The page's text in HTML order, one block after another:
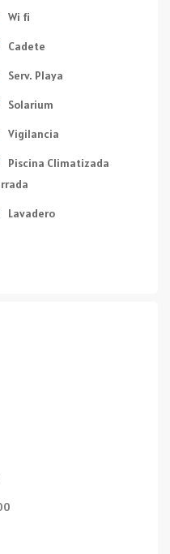
Wi fi
Cadete
Serv. Playa
Solarium
Vigilancia
Piscina Climatizada
Lavadero